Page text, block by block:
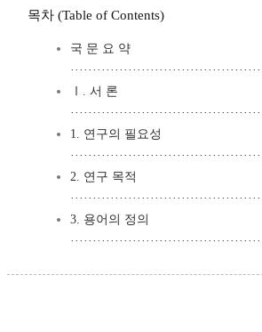
목차 (Table of Contents)
국 문 요 약
Ⅰ. 서 론
1. 연구의 필요성
2. 연구 목적
3. 용어의 정의